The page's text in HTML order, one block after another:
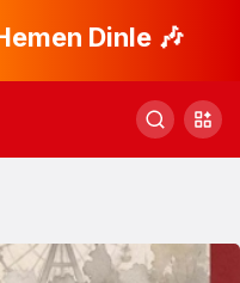
Dinle 🎶